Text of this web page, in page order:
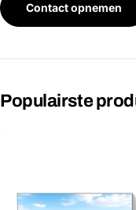
Contact opnemen
Populairste